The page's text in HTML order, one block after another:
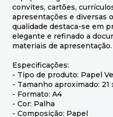
convites, cartões,
apresentações e diversas
qualidade destaca-se em
elegante e refinado a
materiais de apresentação.
Especificações:
- Tipo de produto: Papel
- Tamanho aproximado: 21
- Formato: A4
- Cor: Palha
- Composição: Papel